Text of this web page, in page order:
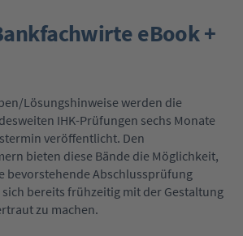
eBook +
Lösungshinweise werden die
IHK-Prüfungen sechs Monate
veröffentlicht. Den
bieten diese Bände die Möglichkeit,
bevorstehende Abschlussprüfung
bereits frühzeitig mit der Gestaltung
zu machen.